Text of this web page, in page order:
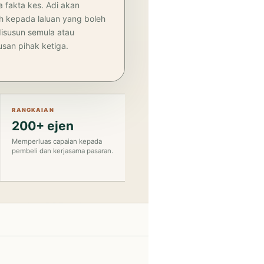
fakta kes. Adi akan
kepada laluan yang boleh
semula atau
pihak ketiga.
RANGKAIAN
200+ ejen
Memperluas capaian kepada
pembeli dan kerjasama pasaran.